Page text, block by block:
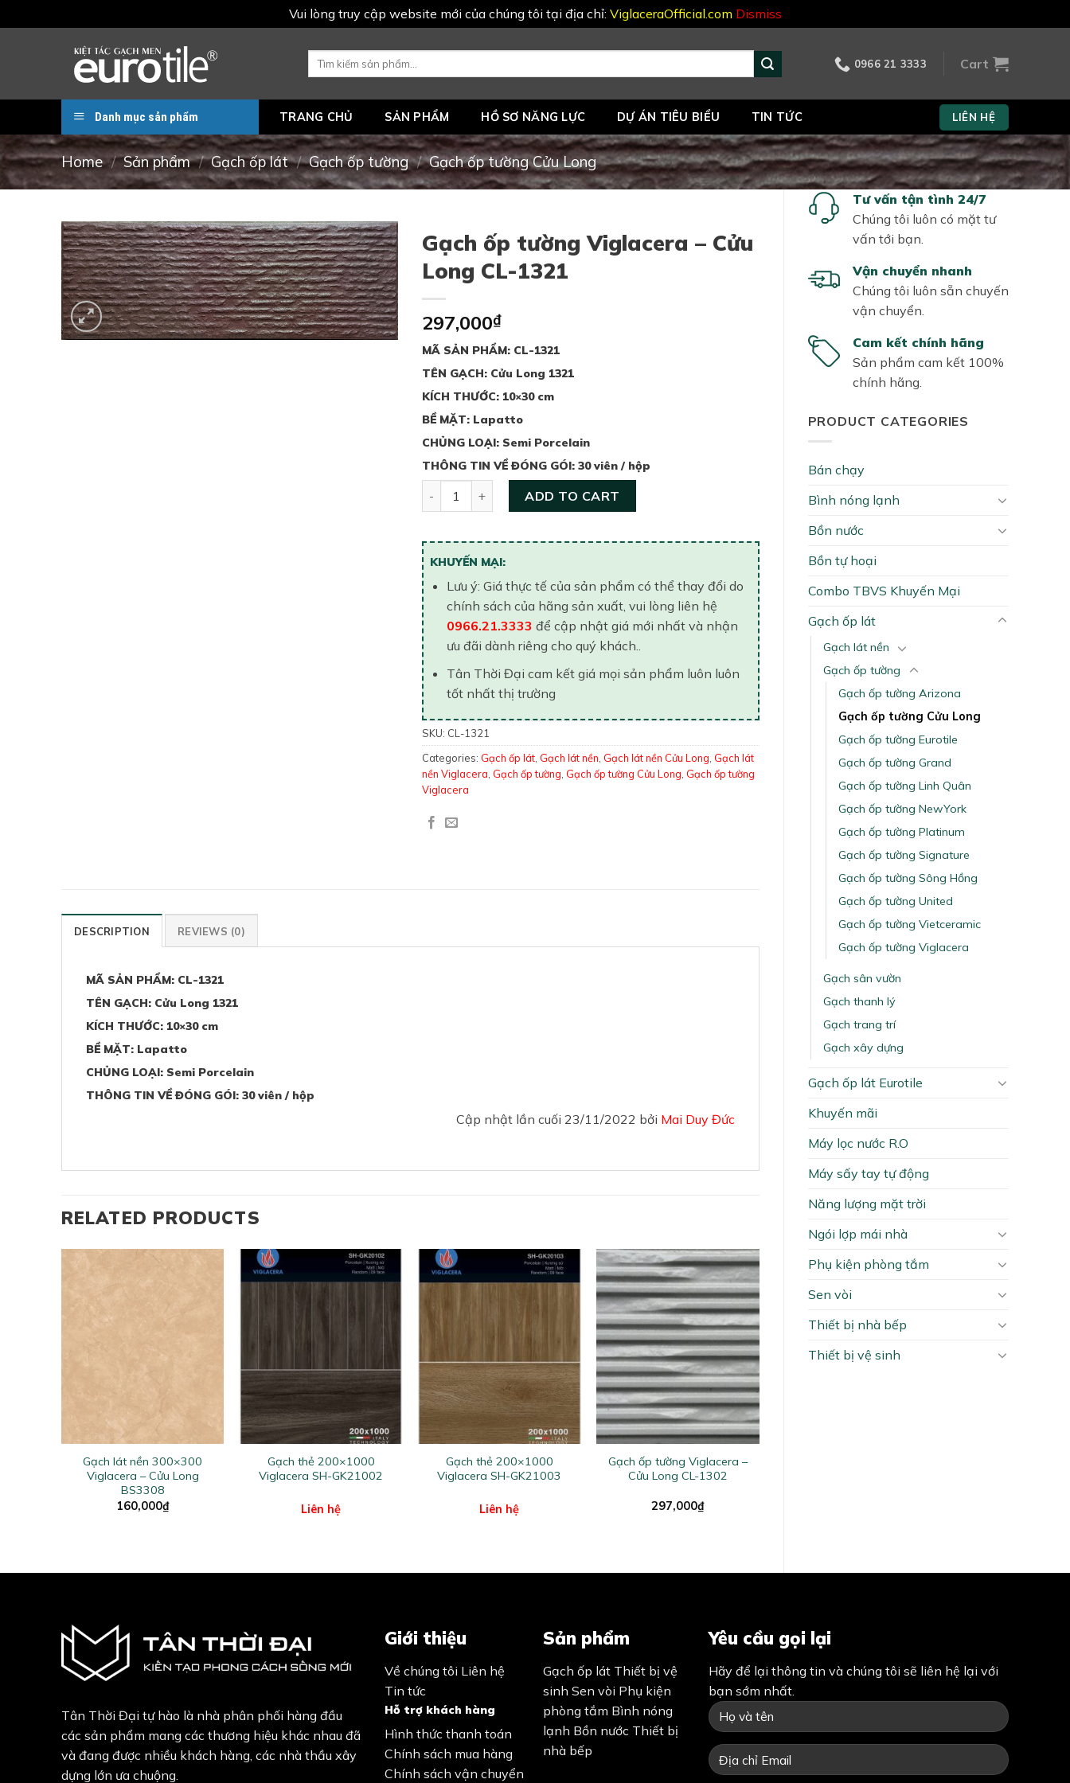
Vui lòng truy cập website mới của chúng tôi tại địa chỉ: ViglaceraOfficial.com Dismiss
Search
0966 21 3333 Cart
Danh mục sản phẩm TRANG CHỦ SẢN PHẨM HỒ SƠ NĂNG LỰC DỰ ÁN TIÊU BIỂU TIN TỨC LIÊN HỆ
Home / Sản phẩm / Gạch ốp lát / Gạch ốp tường / Gạch ốp tường Cửu Long
Tư vấn tận tình 24/7
Chúng tôi luôn có mặt tư
vấn tới bạn.
Vận chuyển nhanh
Chúng tôi luôn sẵn chuyến
vận chuyển.
Cam kết chính hãng
Sản phẩm cam kết 100%
chính hãng.
PRODUCT CATEGORIES
Bán chạy
Bình nóng lạnh
Bồn nước
Bồn tự hoại
Combo TBVS Khuyến Mại
Gạch ốp lát
Gạch lát nền
Gạch ốp tường
Gạch ốp tường Arizona
Gạch ốp tường Cửu Long
Gạch ốp tường Eurotile
Gạch ốp tường Grand
Gạch ốp tường Linh Quân
Gạch ốp tường NewYork
Gạch ốp tường Platinum
Gạch ốp tường Signature
Gạch ốp tường Sông Hồng
Gạch ốp tường United
Gạch ốp tường Vietceramic
Gạch ốp tường Viglacera
Gạch sân vườn
Gạch thanh lý
Gạch trang trí
Gạch xây dựng
Gạch ốp lát Eurotile
Khuyến mãi
Máy lọc nước R.O
Máy sấy tay tự động
Năng lượng mặt trời
Ngói lợp mái nhà
Phụ kiện phòng tắm
Sen vòi
Thiết bị nhà bếp
Thiết bị vệ sinh
Gạch ốp tường Viglacera – Cửu
Long CL-1321
297,000₫
MÃ SẢN PHẨM: CL-1321
TÊN GẠCH: Cửu Long 1321
KÍCH THƯỚC: 10×30 cm
BỀ MẶT: Lapatto
CHỦNG LOẠI: Semi Porcelain
THÔNG TIN VỀ ĐÓNG GÓI: 30 viên / hộp
ADD TO CART
KHUYẾN MẠI:
Lưu ý: Giá thực tế của sản phẩm có thể thay đổi do
chính sách của hãng sản xuất, vui lòng liên hệ
0966.21.3333 để cập nhật giá mới nhất và nhận
ưu đãi dành riêng cho quý khách..
Tân Thời Đại cam kết giá mọi sản phẩm luôn luôn
tốt nhất thị trường
SKU: CL-1321
Categories: Gạch ốp lát, Gạch lát nền, Gạch lát nền Cửu Long, Gạch lát
nền Viglacera, Gạch ốp tường, Gạch ốp tường Cửu Long, Gạch ốp tường
Viglacera
DESCRIPTION REVIEWS (0)
MÃ SẢN PHẨM: CL-1321
TÊN GẠCH: Cửu Long 1321
KÍCH THƯỚC: 10×30 cm
BỀ MẶT: Lapatto
CHỦNG LOẠI: Semi Porcelain
THÔNG TIN VỀ ĐÓNG GÓI: 30 viên / hộp
Cập nhật lần cuối 23/11/2022 bởi Mai Duy Đức
RELATED PRODUCTS
Gạch lát nền 300×300
Viglacera – Cửu Long
BS3308
160,000₫
+
Gạch thẻ 200×1000
Viglacera SH-GK21002
Liên hệ
Gạch thẻ 200×1000
Viglacera SH-GK21003
Liên hệ
+
Gạch ốp tường Viglacera –
Cửu Long CL-1302
297,000₫
Tân Thời Đại tự hào là nhà phân phối hàng đầu
các sản phẩm mang các thương hiệu khác nhau đã
và đang được nhiều khách hàng, các nhà thầu xây
dựng lớn ưa chuộng.
Giới thiệu
Về chúng tôi Liên hệ
Tin tức
Hỗ trợ khách hàng
Hình thức thanh toán
Chính sách mua hàng
Chính sách vận chuyển
Sản phẩm
Gạch ốp lát Thiết bị vệ
sinh Sen vòi Phụ kiện
phòng tắm Bình nóng
lạnh Bồn nước Thiết bị
nhà bếp
Yêu cầu gọi lại
Hãy để lại thông tin và chúng tôi sẽ liên hệ lại với
bạn sớm nhất.